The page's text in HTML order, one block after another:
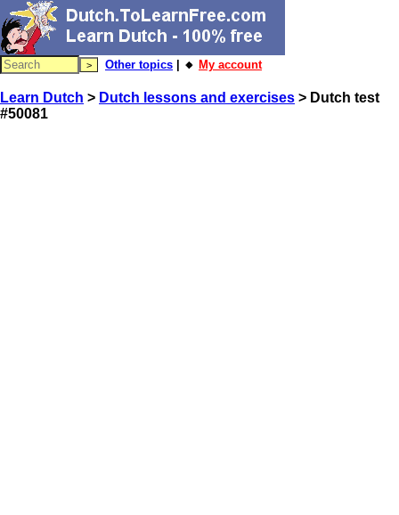
Other topics | 🔸 My account
Learn Dutch > Dutch lessons and exercises > Dutch test
#50081